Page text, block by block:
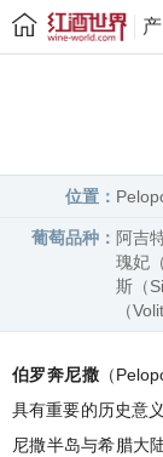
位置：
葡萄品种： 阿吉
瑰妃
斯（
（
伯罗奔尼撒（
具有重要的历史意
尼撒半岛与希腊大